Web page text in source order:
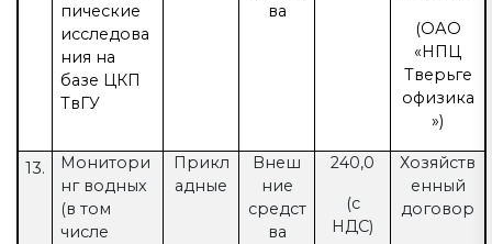
пические
исследова
ния на
базе ЦКП
ТвГУ
ва
(ОАО
«НПЦ
Тверьге
офизика
»)
13.
Монитори
нг водных
(в том
числе
Прикл
адные
Внеш
ние
средст
ва
240,0
(с
НДС)
Хозяйств
енный
договор